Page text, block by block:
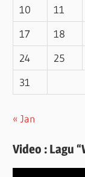
10
11
17
18
24
25
31
« Jan
Video : Lagu